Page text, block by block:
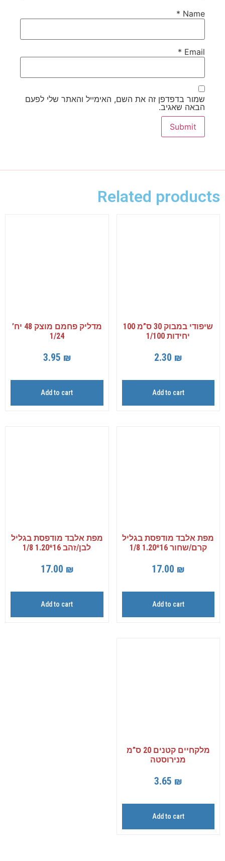
Name
*
Email
*
שמור בדפדפן זה את השם, האימייל והאתר שלי לפעם
הבאה שאגיב.
Related products
שיפודי במבוק 30 ס”מ 100
יחידות 1/100
2.30 ₪
Add to cart
מדליק פחמם מוצק 48 יח’
1/24
3.95 ₪
Add to cart
מפת אלבד מודפסת בגליל
קרם/שחור 16*1.20 1/8
17.00 ₪
Add to cart
מפת אלבד מודפסת בגליל
לבן/זהב 16*1.20 1/8
17.00 ₪
Add to cart
מלקחיים קטנים 20 ס”מ
מנירוסטה
3.65 ₪
Add to cart